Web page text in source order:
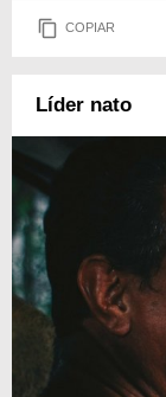
COPIAR
Líder nato